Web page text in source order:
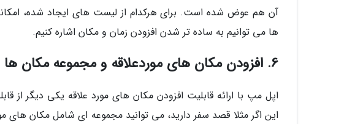
آن هم عوض شده است. برای هرکدام از لیست های ایجاد شده،
ها می توانیم به ساده تر شدن افزودن زمان و مکان اشاره کنیم.
6. افزودن مکان های موردعلاقه و مجموعه مکان ها در اپل مپ
اپل مپ با ارائه قابلیت افزودن مکان های مورد علاقه یکی دیگر
این اگر مثلا قصد سفر دارید، می توانید مجموعه ای شامل مکان های